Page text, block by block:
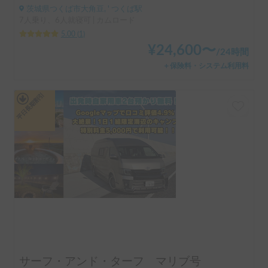
茨城県つくば市大角豆, ' つくば駅
5.00
¥24,600〜/24時間
＋保険料・システム利用料
サーフ・アンド・ターフ マリブ号